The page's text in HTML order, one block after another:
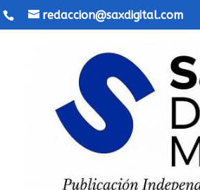
redaccion@saxdigital.com